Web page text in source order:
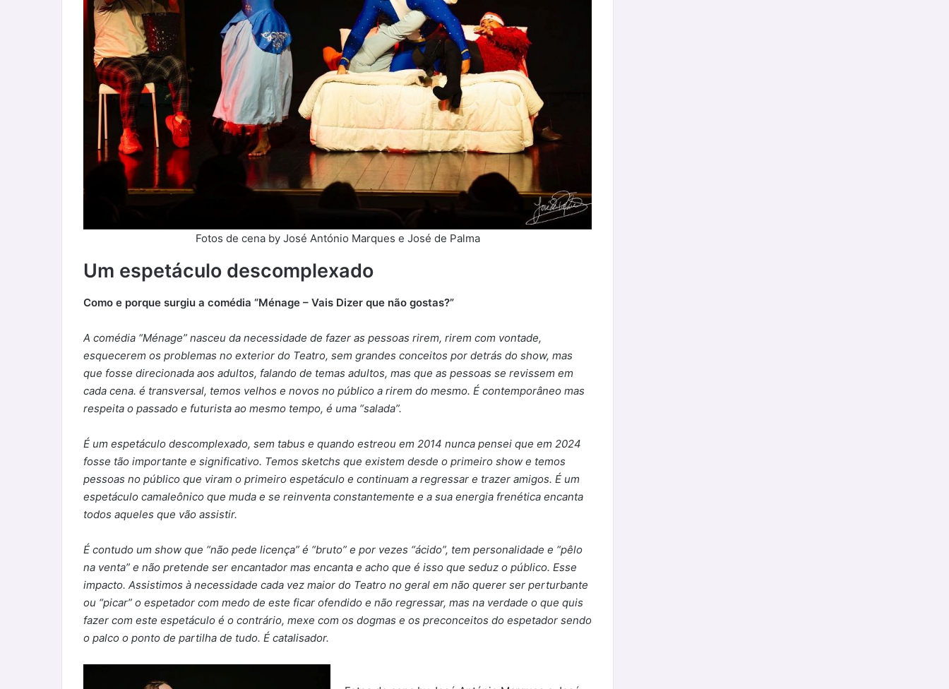
Fotos de cena by José António Marques e José de Palma
Um espetáculo descomplexado
Como e porque surgiu a comédia “Ménage – Vais Dizer que não gostas?”
A comédia “Ménage” nasceu da necessidade de fazer as pessoas rirem, rirem com vontade,
esquecerem os problemas no exterior do Teatro, sem grandes conceitos por detrás do show, mas
que fosse direcionada aos adultos, falando de temas adultos, mas que as pessoas se revissem em
cada cena. é transversal, temos velhos e novos no público a rirem do mesmo. É contemporâneo mas
respeita o passado e futurista ao mesmo tempo, é uma “salada”.
É um espetáculo descomplexado, sem tabus e quando estreou em 2014 nunca pensei que em 2024
fosse tão importante e significativo. Temos sketchs que existem desde o primeiro show e temos
pessoas no público que viram o primeiro espetáculo e continuam a regressar e trazer amigos. É um
espetáculo camaleônico que muda e se reinventa constantemente e a sua energia frenética encanta
todos aqueles que vão assistir.
É contudo um show que “não pede licença” é “bruto” e por vezes “ácido”, tem personalidade e “pêlo
na venta” e não pretende ser encantador mas encanta e acho que é isso que seduz o público. Esse
impacto. Assistimos à necessidade cada vez maior do Teatro no geral em não querer ser perturbante
ou “picar” o espetador com medo de este ficar ofendido e não regressar, mas na verdade o que quis
fazer com este espetáculo é o contrário, mexe com os dogmas e os preconceitos do espetador sendo
o palco o ponto de partilha de tudo. É catalisador.